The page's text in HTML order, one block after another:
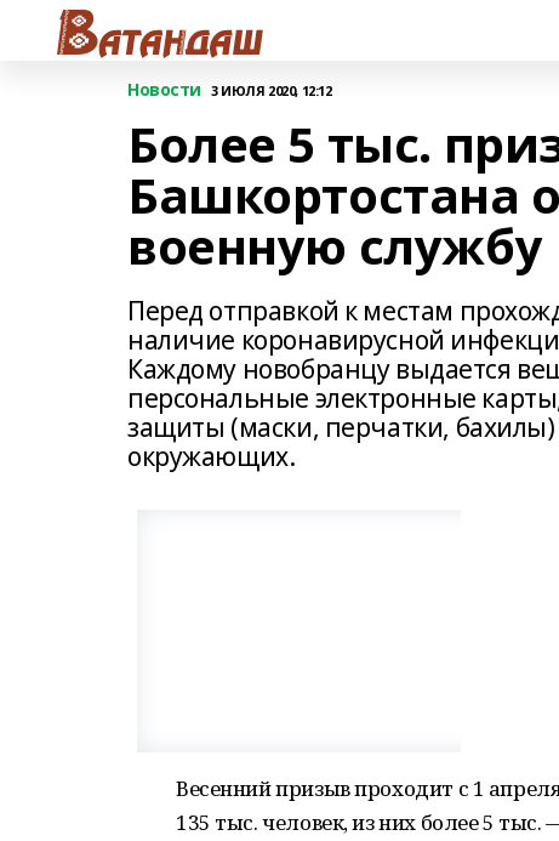
Новости 3 ИЮЛЯ 2020, 12:12
Более 5 тыс.
Башкортостана
военную службу
Перед отправкой к местам
наличие коронавирусной
Каждому новобранцу выдается
персональные электронные
защиты (маски, перчатки, бахилы)
окружающих.
Весенний призыв проходит с 1
135 тыс. человек, из них более 5